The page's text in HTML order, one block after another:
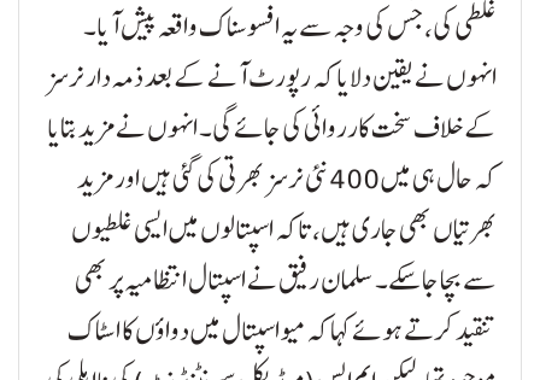
غلطی کی، جس کی وجہ سے یہ افسوسناک واقعہ پیش آیا۔
انہوں نے یقین دلایا کہ رپورٹ آنے کے بعد ذمہ دار نرسز
کے خلاف سخت کارروائی کی جائے گی۔ انہوں نے مزید بتایا
کہ حال ہی میں 400 نئی نرسز بھرتی کی گئی ہیں اور مزید
بھرتیاں بھی جاری ہیں، تاکہ اسپتالوں میں ایسی غلطیوں
سے بچا جا سکے۔ سلمان رفیق نے اسپتال انتظامیہ پر بھی
تنقید کرتے ہوئے کہا کہ میو اسپتال میں دواؤں کا اسٹاک